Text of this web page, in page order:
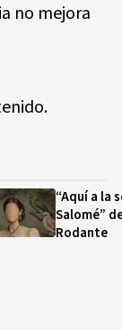
no mejora
“Aquí a la
Salomé”
Rodante